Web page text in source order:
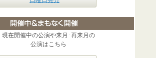
現在開催中の公演や来月･再来月の
公演はこちら